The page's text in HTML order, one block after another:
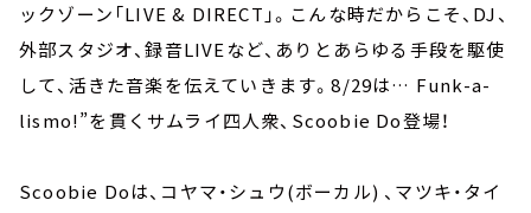
ックゾーン「LIVE & DIRECT」。こんな時だからこそ、DJ、
外部スタジオ、録音LIVEなど、ありとあらゆる手段を駆使
して、活きた音楽を伝えていきます。8/29は… Funk-a-
lismo!”を貫くサムライ四人衆、Scoobie Do登場！
Scoobie Doは、コヤマ・シュウ(ボーカル) 、マツキ・タイ